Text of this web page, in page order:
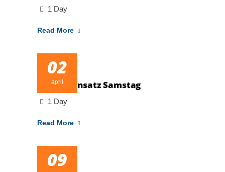
1 Day
Read More
02
april
Arbeitseinsatz Samstag
1 Day
Read More
09